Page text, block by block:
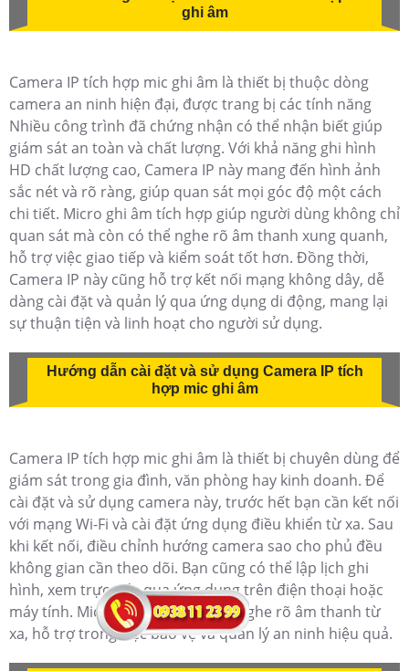
ghi âm
Camera IP tích hợp mic ghi âm là thiết bị thuộc dòng
camera an ninh hiện đại, được trang bị các tính năng
Nhiều công trình đã chứng nhận có thể nhận biết giúp
giám sát an toàn và chất lượng. Với khả năng ghi hình
HD chất lượng cao, Camera IP này mang đến hình ảnh
sắc nét và rõ ràng, giúp quan sát mọi góc độ một cách
chi tiết. Micro ghi âm tích hợp giúp người dùng không chỉ
quan sát mà còn có thể nghe rõ âm thanh xung quanh,
hỗ trợ việc giao tiếp và kiểm soát tốt hơn. Đồng thời,
Camera IP này cũng hỗ trợ kết nối mạng không dây, dễ
dàng cài đặt và quản lý qua ứng dụng di động, mang lại
sự thuận tiện và linh hoạt cho người sử dụng.
Hướng dẫn cài đặt và sử dụng Camera IP tích
hợp mic ghi âm
Camera IP tích hợp mic ghi âm là thiết bị chuyên dùng để
giám sát trong gia đình, văn phòng hay kinh doanh. Để
cài đặt và sử dụng camera này, trước hết bạn cần kết nối
với mạng Wi-Fi và cài đặt ứng dụng điều khiển từ xa. Sau
khi kết nối, điều chỉnh hướng camera sao cho phủ đều
không gian cần theo dõi. Bạn cũng có thể lập lịch ghi
hình, xem trực tiếp qua ứng dụng trên điện thoại hoặc
máy tính. Mic ghi âm sẽ giúp bạn nghe rõ âm thanh từ
xa, hỗ trợ trong việc bảo vệ và quản lý an ninh hiệu quả.